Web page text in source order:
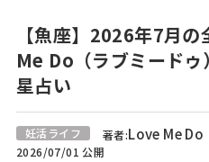
【魚座】2026年7月
Me Do（ラブミードゥ
星占い
妊活ライフ 著者:Love Me Do
2026/07/01 公開